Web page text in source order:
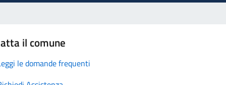
il comune
le domande frequenti